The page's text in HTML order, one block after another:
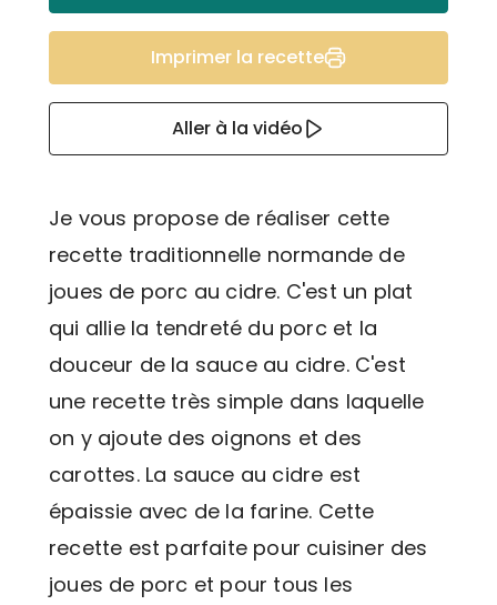
Imprimer la recette
Aller à la vidéo
Je vous propose de réaliser cette
recette traditionnelle normande de
joues de porc au cidre. C'est un plat
qui allie la tendreté du porc et la
douceur de la sauce au cidre. C'est
une recette très simple dans laquelle
on y ajoute des oignons et des
carottes. La sauce au cidre est
épaissie avec de la farine. Cette
recette est parfaite pour cuisiner des
joues de porc et pour tous les